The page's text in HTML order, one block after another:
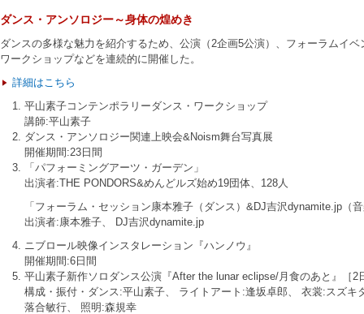
ダンス・アンソロジー～身体の煌めき
ダンスの多様な魅力を紹介するため、公演（2企画5公演）、フォーラムイベ
ワークショップなどを連続的に開催した。
詳細はこちら
平山素子コンテンポラリーダンス・ワークショップ
講師:平山素子
ダンス・アンソロジー関連上映会&Noism舞台写真展
開催期間:23日間
「パフォーミングアーツ・ガーデン」
出演者:THE PONDORS&めんどルズ始め19団体、128人
「フォーラム・セッション康本雅子（ダンス）&DJ吉沢dynamite.jp（
出演者:康本雅子、 DJ吉沢dynamite.jp
ニブロール映像インスタレーション『ハンノウ』
開催期間:6日間
平山素子新作ソロダンス公演『After the lunar eclipse/月食のあと』［2
構成・振付・ダンス:平山素子、 ライトアート:逢坂卓郎、 衣裳:スズキ
落合敏行、 照明:森規幸